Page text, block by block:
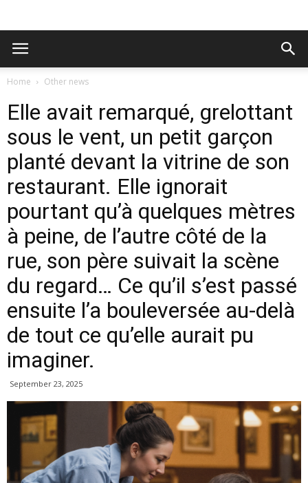
Home Other news
Elle avait remarqué, grelottant
sous le vent, un petit garçon
planté devant la vitrine de son
restaurant. Elle ignorait
pourtant qu’à quelques mètres
à peine, de l’autre côté de la
rue, son père suivait la scène
du regard… Ce qu’il s’est passé
ensuite l’a bouleversée au-delà
de tout ce qu’elle aurait pu
imaginer.
September 23, 2025